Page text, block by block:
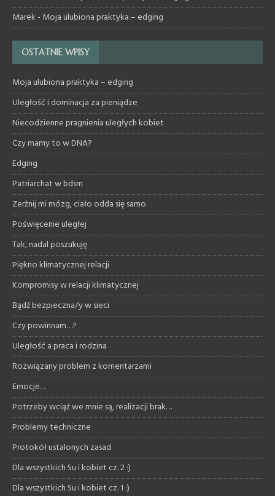
Marek- Moja ulubiona praktyka – edging
OSTATNIE WPISY
Moja ulubiona praktyka – edging
Uległość i dominacja za pieniądze
Niecodzienne pragnienia uległych kobiet
Czy mamy to w DNA?
Edging
Patriarchat w bdsm
Zerżnij mi mózg, ciało odda się samo
Poświęcenie uległej
Tak, nadal poszukuję
Piękno klimatycznej relacji
Kompromisy w relacji klimatycznej
Bądź bezpieczna/y w sieci
Czy powinnam…?
Uległość a praca i rodzina
Rozwiązany problem z komentarzami
Emocje…
Potrzeby wciąż we mnie są, realizacji brak…
Problemy techniczne
Protokół ustalonych zasad
Dla wszystkich Su i kobiet cz. 2 :)
Dla wszystkich Su i kobiet cz. 1 :)